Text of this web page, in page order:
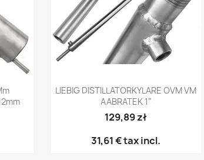
Snabbvy
LIEBIG DISTILLATORKYLARE OVM VM
AABRATEK 1"
129,89 zł
31,61 €tax incl.